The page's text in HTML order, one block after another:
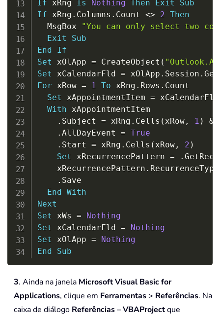
If xRng Is Nothing Then Exit
Sub
If xRng . Columns . Count <> 2 Then
  MsgBox
"You can only select two
Exit
Sub
End
If
Set xOlApp = CreateObject (
Set xCalendarFld = xOlApp . Session .
For xRow = 1 To xRng . Rows . Count
Set xAppointmentItem = xCalendarFld
With xAppointmentItem
. Subject = xRng . Cells ( xRow, 1 ) &
. AllDayEvent = True
. Start = xRng . Cells ( xRow, 2 )
Set xRecurrencePattern = .
    xRecurrencePattern
.
. Save
End
With
Next
Set xWs =
Nothing
Set xCalendarFld =
Nothing
Set xOlApp =
Nothing
End
Sub
3. Ainda na janela Microsoft Visual Basic for
Applications, clique em Ferramentas > Referências. Na
caixa de diálogo Referências – VBAProjectque